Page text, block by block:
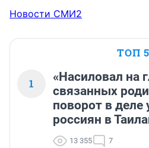
Новости СМИ2
ТОП 5
1
«Насиловал на
связанных
поворот в деле
россиян в
13 355 7